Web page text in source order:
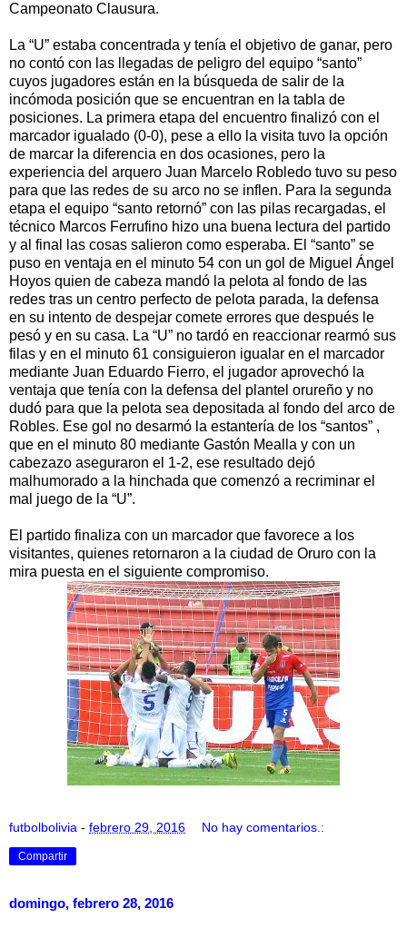
Campeonato Clausura.
La “U” estaba concentrada y tenía el objetivo de ganar, pero
no contó con las llegadas de peligro del equipo “santo”
cuyos jugadores están en la búsqueda de salir de la
incómoda posición que se encuentran en la tabla de
posiciones. La primera etapa del encuentro finalizó con el
marcador igualado (0-0), pese a ello la visita tuvo la opción
de marcar la diferencia en dos ocasiones, pero la
experiencia del arquero Juan Marcelo Robledo tuvo su peso
para que las redes de su arco no se inflen. Para la segunda
etapa el equipo “santo retornó” con las pilas recargadas, el
técnico Marcos Ferrufino hizo una buena lectura del partido
y al final las cosas salieron como esperaba. El “santo” se
puso en ventaja en el minuto 54 con un gol de Miguel Ángel
Hoyos quien de cabeza mandó la pelota al fondo de las
redes tras un centro perfecto de pelota parada, la defensa
en su intento de despejar comete errores que después le
pesó y en su casa. La “U” no tardó en reaccionar rearmó sus
filas y en el minuto 61 consiguieron igualar en el marcador
mediante Juan Eduardo Fierro, el jugador aprovechó la
ventaja que tenía con la defensa del plantel orureño y no
dudó para que la pelota sea depositada al fondo del arco de
Robles. Ese gol no desarmó la estantería de los “santos” ,
que en el minuto 80 mediante Gastón Mealla y con un
cabezazo aseguraron el 1-2, ese resultado dejó
malhumorado a la hinchada que comenzó a recriminar el
mal juego de la “U”.
El partido finaliza con un marcador que favorece a los
visitantes, quienes retornaron a la ciudad de Oruro con la
mira puesta en el siguiente compromiso.
futbolbolivia - febrero 29, 2016 No hay comentarios.:
Compartir
domingo, febrero 28, 2016